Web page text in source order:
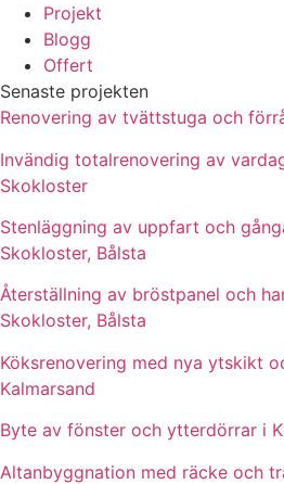
Projekt
Blogg
Offert
Senaste projekten
Renovering av tvättstuga och
Invändig totalrenovering av
Skokloster
Stenläggning av uppfart och
Skokloster, Bålsta
Återställning av bröstpanel och
Skokloster, Bålsta
Köksrenovering med nya ytskikt
Kalmarsand
Byte av fönster och ytterdörrar i
Altanbyggnation med räcke och